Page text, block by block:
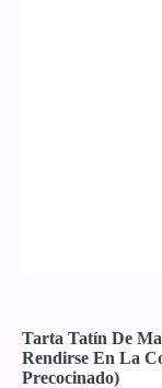
Tarta Tatín De
Rendirse En La
Precocinado)